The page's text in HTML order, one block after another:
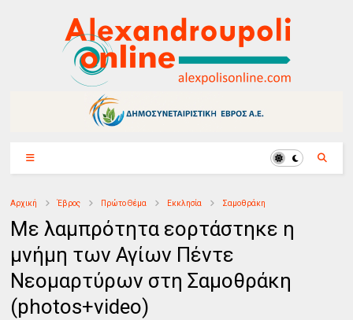
Αρχική Έβρος Πρώτο Θέμα Εκκλησία Σαμοθράκη
Με λαμπρότητα εορτάστηκε η
μνήμη των Αγίων Πέντε
Νεομαρτύρων στη Σαμοθράκη
(photos+video)